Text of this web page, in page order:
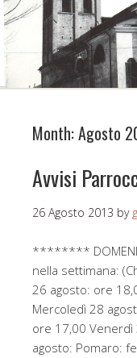
Month:Agosto
Avvisi
26 Agosto 2013 by
********
nella settimana:
26 agosto: ore
Mercoledì 28
ore 17,00
agosto: Pomaro: